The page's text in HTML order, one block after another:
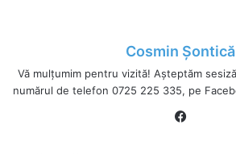
Cosmin Șontică
Vă mulțumim pentru vizită! Așteptăm
numărul de telefon 0725 225 335, pe